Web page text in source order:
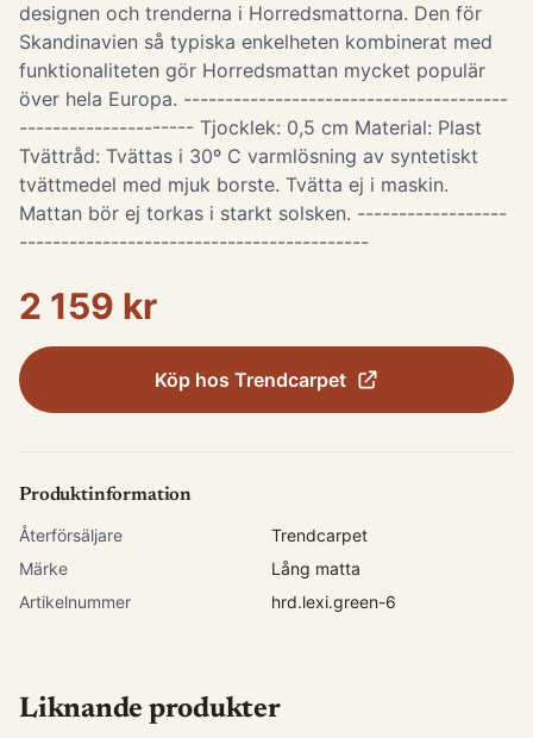
designen och trenderna i Horredsmattorna. Den för
Skandinavien så typiska enkelheten kombinerat med
funktionaliteten gör Horredsmattan mycket populär
över hela Europa. ---------------------------------------
--------------------- Tjocklek: 0,5 cm Material: Plast
Tvättråd: Tvättas i 30º C varmlösning av syntetiskt
tvättmedel med mjuk borste. Tvätta ej i maskin.
Mattan bör ej torkas i starkt solsken. ------------------
------------------------------------------
2 159 kr
Köp hos Trendcarpet
Produktinformation
Återförsäljare
Trendcarpet
Märke
Lång matta
Artikelnummer
hrd.lexi.green-6
Liknande produkter